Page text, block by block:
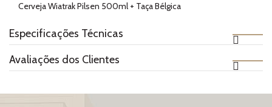
Cerveja Wiatrak Pilsen 500ml + Taça Bélgica
Especificações Técnicas
Avaliações dos Clientes